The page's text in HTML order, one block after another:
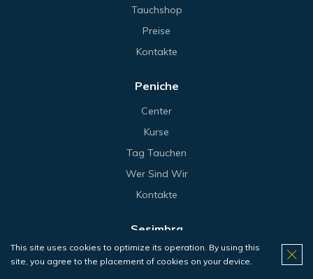
Tauchshop
Preise
Kontakte
Peniche
Center
Kurse
Tag Tauchen
Wer Sind Wir
Kontakte
Sesimbra
Center
This site uses cookies to optimize its operation. By using this
site, you agree to the placement of cookies on your device.